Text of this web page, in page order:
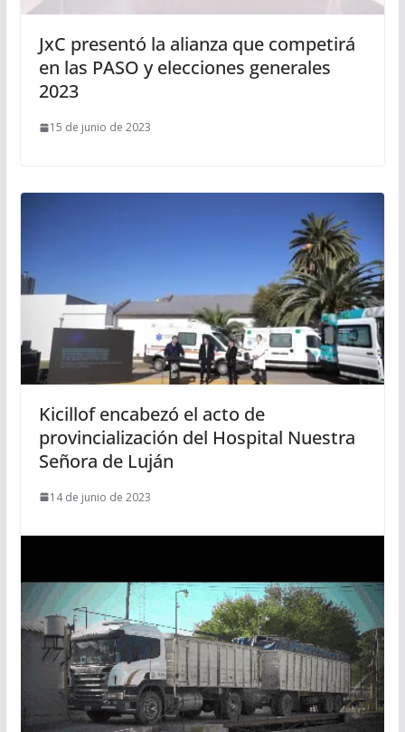
JxC presentó la alianza que competirá
en las PASO y elecciones generales
2023
15 de junio de 2023
Kicillof encabezó el acto de
provincialización del Hospital Nuestra
Señora de Luján
14 de junio de 2023